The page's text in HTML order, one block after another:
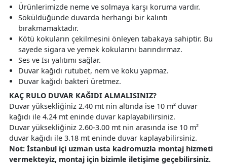
Ürünlerimizde neme ve solmaya karşı koruma vardır.
Söküldüğünde duvarda herhangi bir kalıntı
bırakmamaktadır.
Kötü kokuların çekilmesini önleyen tabakaya sahiptir. Bu
sayede sigara ve yemek kokularını barındırmaz.
Ses ve Isı yalıtımı sağlar.
Duvar kağıdı rutubet, nem ve koku yapmaz.
Duvar kağıdı bakteri üretmez.
KAÇ RULO DUVAR KAĞIDI ALMALISINIZ?
Duvar yüksekliğiniz 2.40 mt nin altında ise 10 m² duvar
kağıdı ile 4.24 mt eninde duvar kaplayabilirsiniz.
Duvar yüksekliğiniz 2.60-3.00 mt nin arasında ise 10 m²
duvar kağıdı ile 3.18 mt eninde duvar kaplayabilirsiniz.
Not: İstanbul içi uzman usta kadromuzla montaj hizmeti
vermekteyiz, montaj için bizimle iletişime geçebilirsiniz.